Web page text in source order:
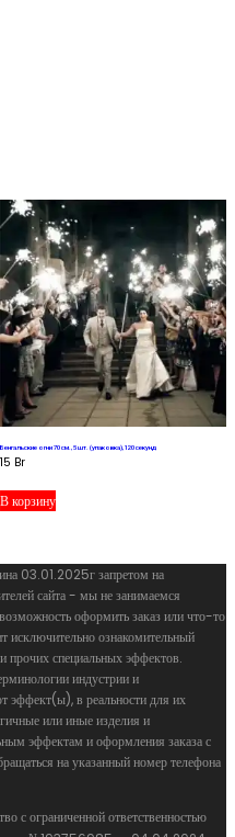
Бенгальские огни 70 см., 5 шт. (упаковка), 120 секунд
15 Br
В корзину
03.01.2025г запретом на
сайта - мы не занимаемся
оформить заказ или что-то
исключительно ознакомительный
специальных эффектов.
индустрии и
эффект(ы), в реальности для их
или иные изделия и
эффектам и оформления заказа с
на указанный номер телефона
с ограниченной ответственностью